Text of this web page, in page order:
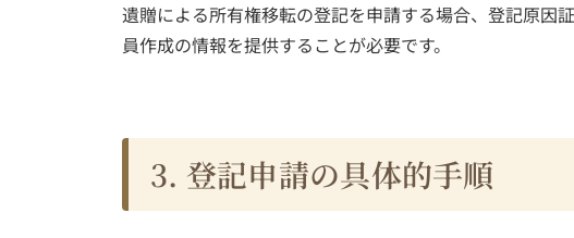
遺贈による所有権移転の登記を申請する場合、登記原因
員作成の情報を提供することが必要です。
3. 登記申請の具体的手順